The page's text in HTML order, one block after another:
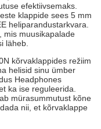
efektiivsemaks.
klappide sees 5 mm
heliparandustarkvara.
mis muusikapalade
läheb.
kõrvaklappides režiim
helisid sinu ümber
Headphones
ka ise reguleerida.
mürasummutust kõne
nii, et kõrvaklappe